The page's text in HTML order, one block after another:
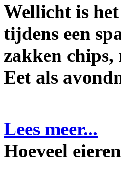
Wellicht is
tijdens een
zakken chips,
Eet als
Lees meer...
Hoeveel